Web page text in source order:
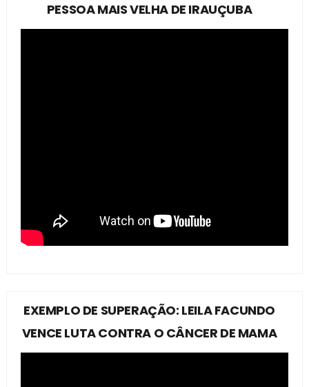
PESSOA MAIS VELHA DE IRAUÇUBA
EXEMPLO DE SUPERAÇÃO: LEILA FACUNDO
VENCE LUTA CONTRA O CÂNCER DE MAMA